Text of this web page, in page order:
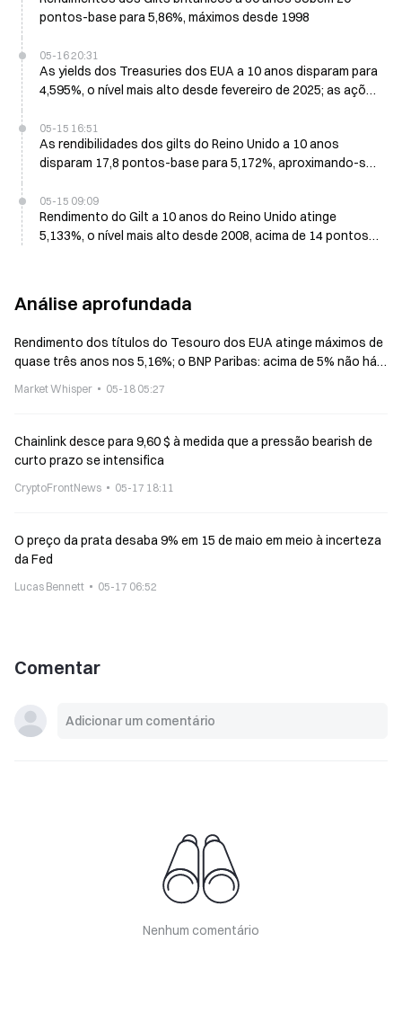
pontos-base para 5,86%, máximos desde 1998
05-16 20:31
As yields dos Treasuries dos EUA a 10 anos disparam para
4,595%, o nível mais alto desde fevereiro de 2025; as ações
05-15 16:51
As rendibilidades dos gilts do Reino Unido a 10 anos
disparam 17,8 pontos-base para 5,172%, aproximando-se
05-15 09:09
Rendimento do Gilt a 10 anos do Reino Unido atinge
5,133%, o nível mais alto desde 2008, acima de 14 pontos-
Análise aprofundada
Rendimento dos títulos do Tesouro dos EUA atinge máximos de
quase três anos nos 5,16%; o BNP Paribas: acima de 5% não há
Market Whisper 05-18 05:27
Chainlink desce para 9,60 $ à medida que a pressão bearish de
curto prazo se intensifica
CryptoFrontNews 05-17 18:11
O preço da prata desaba 9% em 15 de maio em meio à incerteza
da Fed
Lucas Bennett 05-17 06:52
Comentar
Nenhum comentário